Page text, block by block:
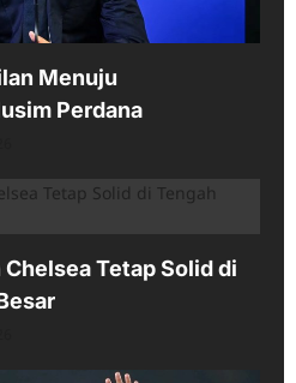
Menuju
Perdana
Tetap Solid di